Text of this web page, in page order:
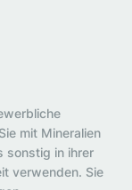
mit Mineralien
sonstig in ihrer
verwenden. Sie